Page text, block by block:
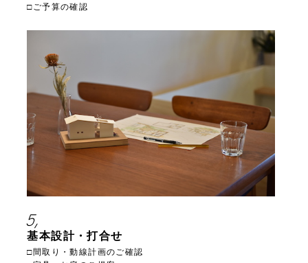
□ご予算の確認
5,
基本設計・打合せ
□間取り・動線計画のご確認